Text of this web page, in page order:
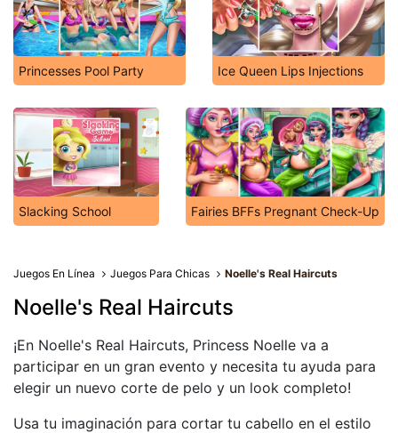
Princesses Pool Party Ice Queen Lips Injections
Slacking School Fairies BFFs Pregnant Check-Up
Juegos En Línea Juegos Para Chicas Noelle's Real Haircuts
Noelle's Real Haircuts
¡En Noelle's Real Haircuts, Princess Noelle va a
participar en un gran evento y necesita tu ayuda para
elegir un nuevo corte de pelo y un look completo!
Usa tu imaginación para cortar tu cabello en el estilo